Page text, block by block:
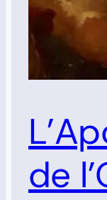
de